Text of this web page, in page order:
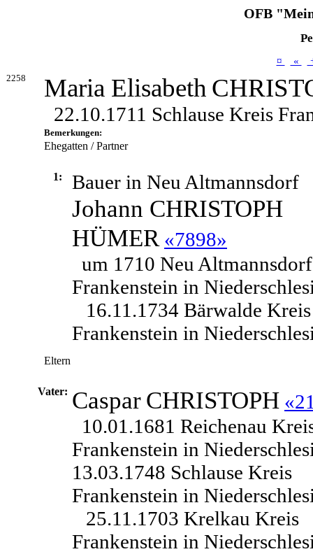
OFB
¤ «
2258 Maria Elisabeth
22.10.1711 Schlause Kreis
Bemerkungen:
Ehegatten / Partner
1: Bauer in Neu Altmannsdorf
Johann CHRISTOPH
HÜMER «7898»
um 1710 Neu
Frankenstein in
16.11.1734 Bärwalde Kreis
Frankenstein in
Eltern
Vater: Caspar CHRISTOPH
10.01.1681 Reichenau
Frankenstein in
13.03.1748 Schlause Kreis
Frankenstein in
25.11.1703 Krelkau Kreis
Frankenstein in